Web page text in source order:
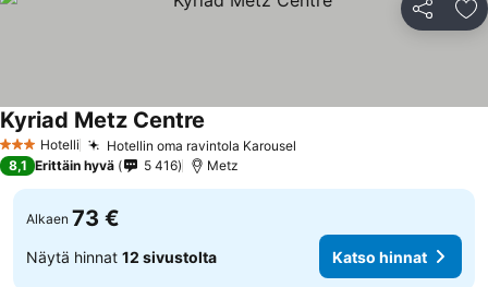
Jaa
3 Tähtiluokitus
Hotelli Hotellin oma ravintola Karousel
Kyriad Metz Centre
8,1 Erittäin hyvä 5 416 Metz
Alkaen 73 €
Näytä hinnat 12 sivustolta Katso hinnat